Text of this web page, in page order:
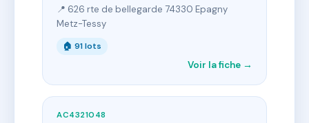
📍 626 rte de bellegarde 74330 Epagny
Metz-Tessy
🏠 91 lots
Voir la fiche →
AC4321048